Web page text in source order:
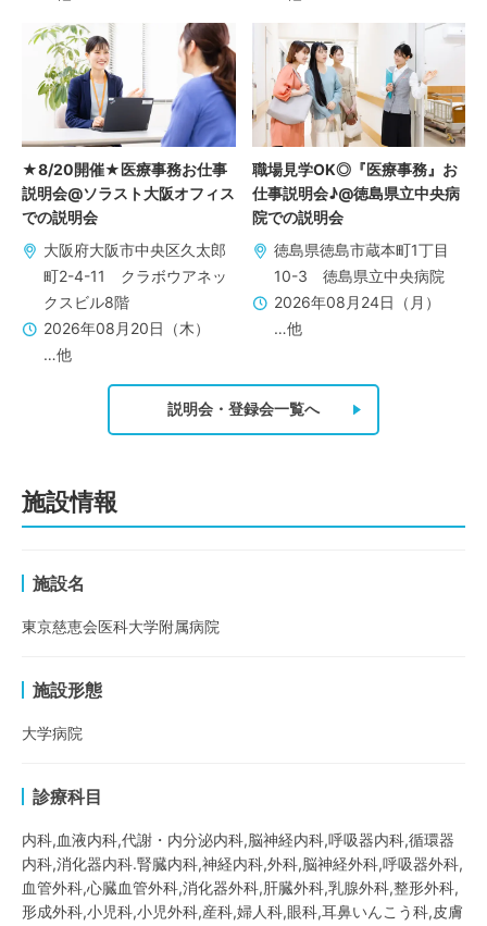
★8/20開催★医療事務お仕事
説明会@ソラスト大阪オフィス
での説明会
大阪府大阪市中央区久太郎
町2-4-11 クラボウアネッ
クスビル8階
2026年08月20日（木）
…他
職場見学OK◎『医療事務』お
仕事説明会♪@徳島県立中央病
院での説明会
徳島県徳島市蔵本町1丁目
10-3 徳島県立中央病院
2026年08月24日（月）
…他
説明会・登録会一覧へ
施設情報
施設名
東京慈恵会医科大学附属病院
施設形態
大学病院
診療科目
内科,血液内科,代謝・内分泌内科,脳神経内科,呼吸器内科,循環器
内科,消化器内科.腎臓内科,神経内科,外科,脳神経外科,呼吸器外科,
血管外科,心臓血管外科,消化器外科,肝臓外科,乳腺外科,整形外科,
形成外科,小児科,小児外科,産科,婦人科,眼科,耳鼻いんこう科,皮膚